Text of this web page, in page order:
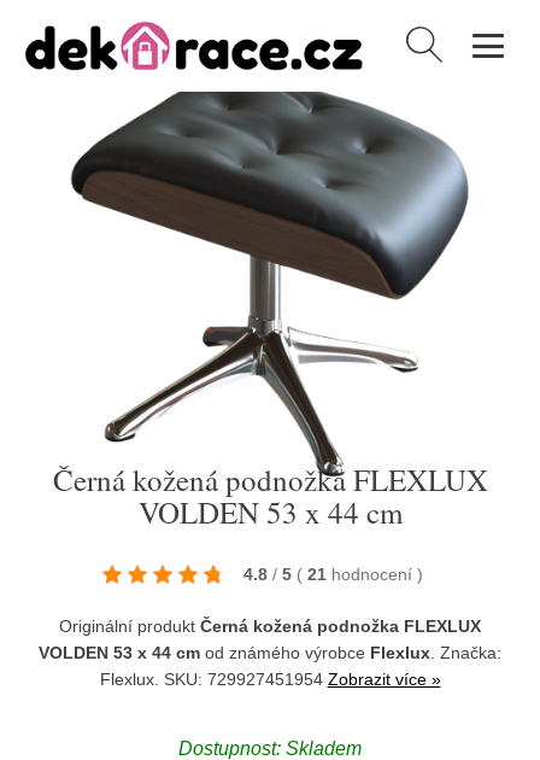
Vyhledávání
Černá kožená podnožka FLEXLUX
VOLDEN 53 x 44 cm
4.8 / 5 ( 21 hodnocení )
Originální produkt Černá kožená podnožka FLEXLUX
VOLDEN 53 x 44 cm od známého výrobce Flexlux . Značka:
Flexlux. SKU: 729927451954 Zobrazit více »
Dostupnost: Skladem